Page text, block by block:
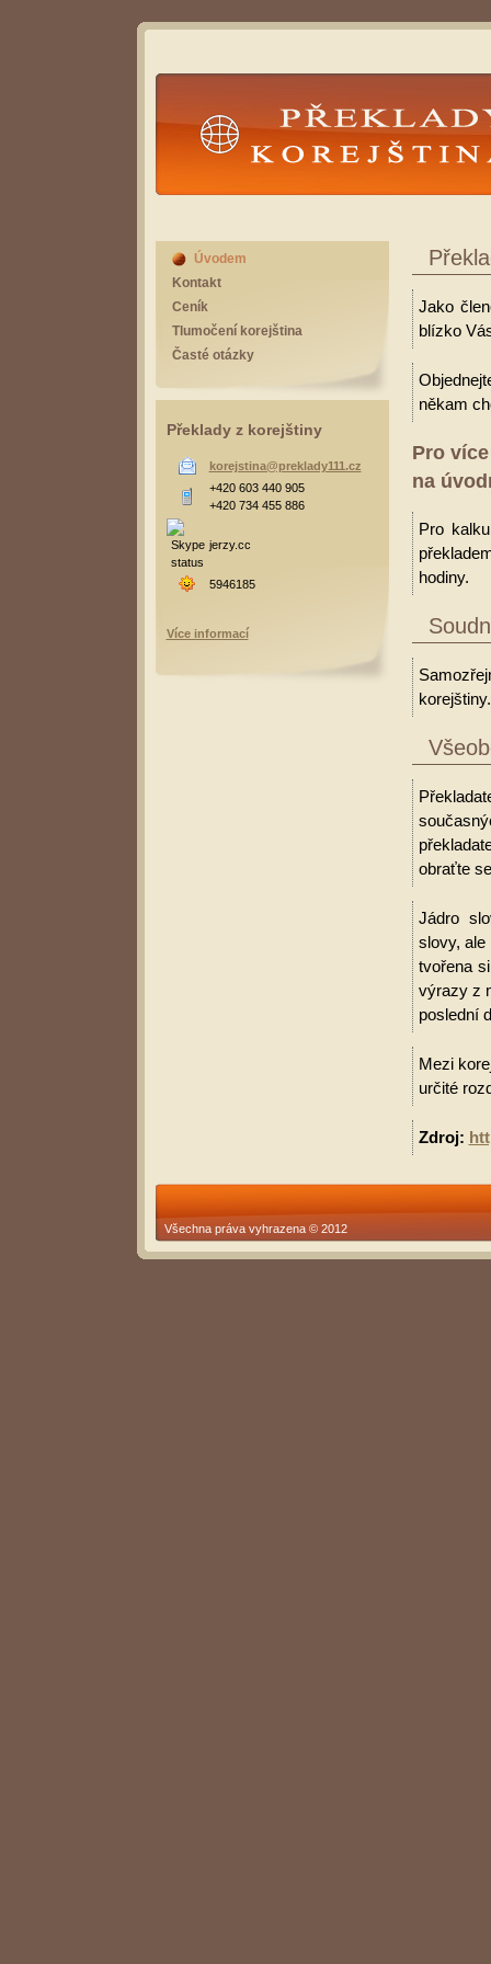
Překlady Korejština
Jako
blízko
někam
Pro
na
Pro
hodiny.
korejštiny.
obraťte
Jádro
slovy, ale
tvořena
výrazy z
poslední
Mezi
určité
Zdroj:
Úvodem
Kontakt
Ceník
Tlumočení korejština
Časté otázky
Překlady z korejštiny
korejstina@preklady111.cz
+420 603 440 905
+420 734 455 886
jerzy.cc
5946185
Více informací
Všechna práva vyhrazena © 2012